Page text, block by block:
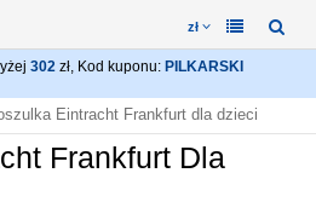
zł
302 zł, Kod kuponu: PILKARSKI
Eintracht Frankfurt dla dzieci
Frankfurt Dla